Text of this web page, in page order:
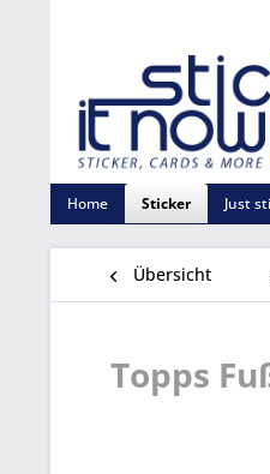
Home Sticker Just
Übersicht
Topps